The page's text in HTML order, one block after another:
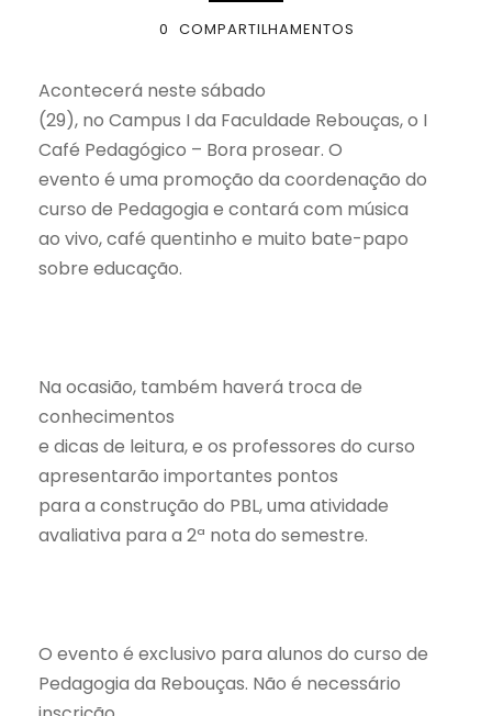
0 COMPARTILHAMENTOS
Acontecerá neste sábado
(29), no Campus I da Faculdade Rebouças, o I
Café Pedagógico – Bora prosear. O
evento é uma promoção da coordenação do
curso de Pedagogia e contará com música
ao vivo, café quentinho e muito bate-papo
sobre educação.
Na ocasião, também haverá troca de
conhecimentos
e dicas de leitura, e os professores do curso
apresentarão importantes pontos
para a construção do PBL, uma atividade
avaliativa para a 2ª nota do semestre.
O evento é exclusivo para alunos do curso de
Pedagogia da Rebouças. Não é necessário